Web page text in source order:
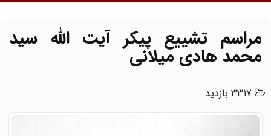
مراسم تشییع پیکر آیت الله سید
محمد هادی میلانی
3317 بازدید